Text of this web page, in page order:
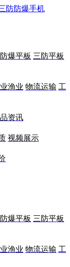
防爆平板 三防平板
渔业 物流运输 工
资讯
视频展示
防爆平板 三防平板
渔业 物流运输 工